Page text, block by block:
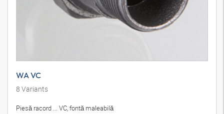
WA VC
8 Variants
Piesă racord ... VC, fontă maleabilă